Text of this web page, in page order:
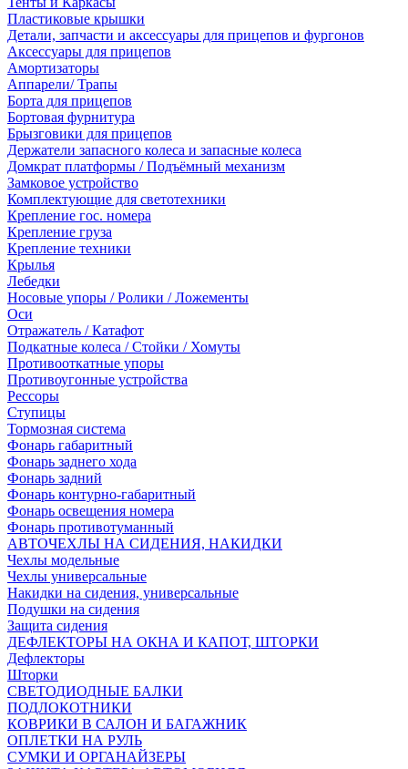
Пластиковые крышки
Детали, запчасти и аксессуары для прицепов и фургонов
Аксессуары для прицепов
Амортизаторы
Аппарели/ Трапы
Борта для прицепов
Бортовая фурнитура
Брызговики для прицепов
Держатели запасного колеса и запасные колеса
Домкрат платформы / Подъёмный механизм
Замковое устройство
Комплектующие для светотехники
Крепление гос. номера
Крепление груза
Крепление техники
Крылья
Лебедки
Носовые упоры / Ролики / Ложементы
Оси
Отражатель / Катафот
Подкатные колеса / Стойки / Хомуты
Противооткатные упоры
Противоугонные устройства
Рессоры
Ступицы
Тормозная система
Фонарь габаритный
Фонарь заднего хода
Фонарь задний
Фонарь контурно-габаритный
Фонарь освещения номера
Фонарь противотуманный
АВТОЧЕХЛЫ НА СИДЕНИЯ, НАКИДКИ
Чехлы модельные
Чехлы универсальные
Накидки на сидения, универсальные
Подушки на сидения
Защита сидения
ДЕФЛЕКТОРЫ НА ОКНА И КАПОТ, ШТОРКИ
Дефлекторы
Шторки
СВЕТОДИОДНЫЕ БАЛКИ
ПОДЛОКОТНИКИ
КОВРИКИ В САЛОН И БАГАЖНИК
ОПЛЕТКИ НА РУЛЬ
СУМКИ И ОРГАНАЙЗЕРЫ